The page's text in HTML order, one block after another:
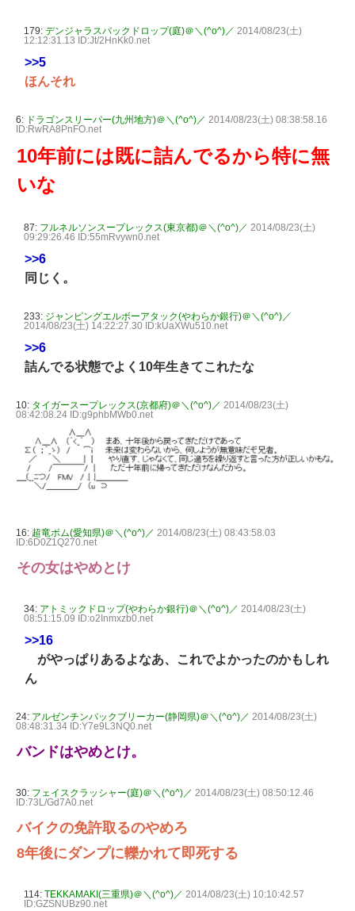
179: デンジャラスバックドロップ(庭)＠＼(^o^)／ 2014/08/23(土)
12:12:31.13 ID:Jt/2HnKk0.net
>>5
ほんそれ
6: ドラゴンスリーパー(九州地方)＠＼(^o^)／ 2014/08/23(土) 08:38:58.16
ID:RwRA8PnFO.net
10年前には既に詰んでるから特に無
いな
87: フルネルソンスープレックス(東京都)＠＼(^o^)／ 2014/08/23(土)
09:29:26.46 ID:55mRvywn0.net
>>6
同じく。
233: ジャンピングエルボーアタック(やわらか銀行)＠＼(^o^)／
2014/08/23(土) 14:22:27.30 ID:kUaXWu510.net
>>6
詰んでる状態でよく10年生きてこれたな
10: タイガースープレックス(京都府)＠＼(^o^)／ 2014/08/23(土)
08:42:08.24 ID:g9phbMWb0.net
16: 超竜ボム(愛知県)＠＼(^o^)／ 2014/08/23(土) 08:43:58.03
ID:6D0Z1Q270.net
その女はやめとけ
34: アトミックドロップ(やわらか銀行)＠＼(^o^)／ 2014/08/23(土)
08:51:15.09 ID:o2Inmxzb0.net
>>16
がやっぱりあるよなあ、これでよかったのかもしれ
ん
24: アルゼンチンバックブリーカー(静岡県)＠＼(^o^)／ 2014/08/23(土)
08:48:31.34 ID:Y7e9L3NQ0.net
バンドはやめとけ。
30: フェイスクラッシャー(庭)＠＼(^o^)／ 2014/08/23(土) 08:50:12.46
ID:73L/Gd7A0.net
バイクの免許取るのやめろ
8年後にダンプに轢かれて即死する
114: TEKKAMAKI(三重県)＠＼(^o^)／ 2014/08/23(土) 10:10:42.57
ID:GZSNUBz90.net